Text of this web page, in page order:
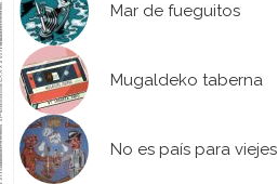
Mar de fueguitos
Mugaldeko taberna
No es país para viejes